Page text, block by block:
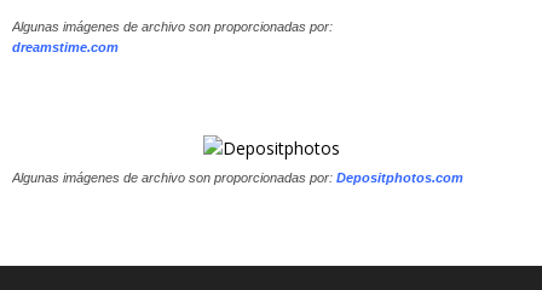
Algunas imágenes de archivo son proporcionadas por:
dreamstime.com
Algunas imágenes de archivo son proporcionadas por: Depositphotos.com